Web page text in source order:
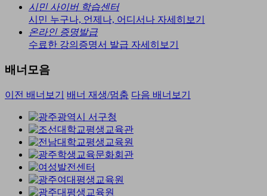
시민 사이버 학습센터
시민 누구나, 언제나, 어디서나 자세히보기
온라인 증명발급
수료한 강의증명서 발급 자세히보기
배너모음
이전 배너보기 배너 재생/멈춤 다음 배너보기